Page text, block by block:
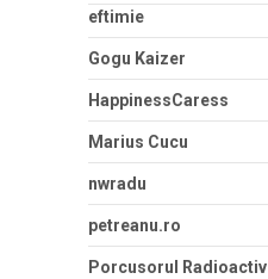
eftimie
Gogu Kaizer
HappinessCaress
Marius Cucu
nwradu
petreanu.ro
Porcusorul Radioactiv